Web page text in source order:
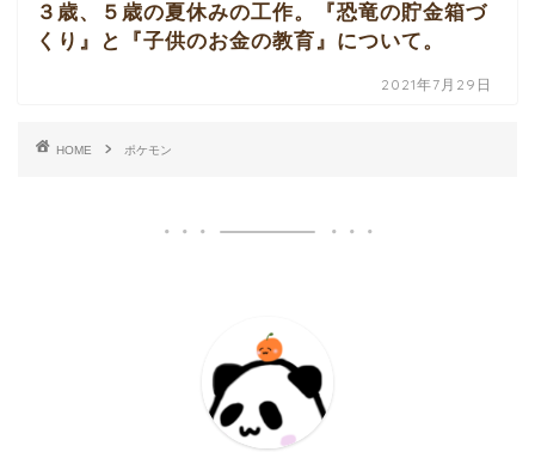
３歳、５歳の夏休みの工作。『恐竜の貯金箱づ
くり』と『子供のお金の教育』について。
2021年7月29日
HOME ポケモン